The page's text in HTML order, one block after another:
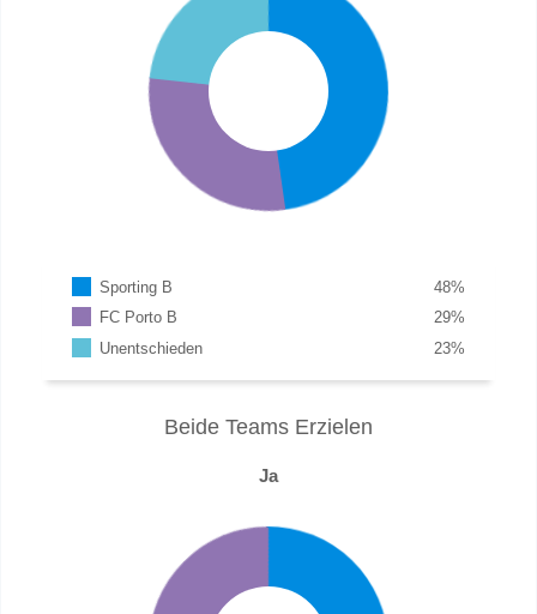
Sporting B %
48
FC Porto B
%
29
Unentschieden
%
23
Beide Teams Erzielen
Ja